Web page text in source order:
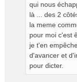
qui nous
là ... des 2
la meme
pour moi c'est
je t'en
d'avancer et
pour dicter.